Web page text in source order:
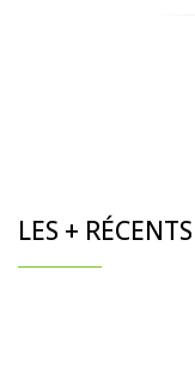
LES + RÉCENTS